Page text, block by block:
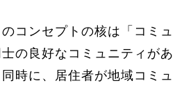
コンセプトの核は「コミュ
の良好なコミュニティがあ
時に、居住者が地域コミュ